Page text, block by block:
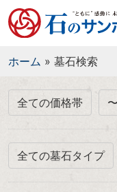
ホーム » 墓石検索
全ての価格帯
全ての墓石タイプ